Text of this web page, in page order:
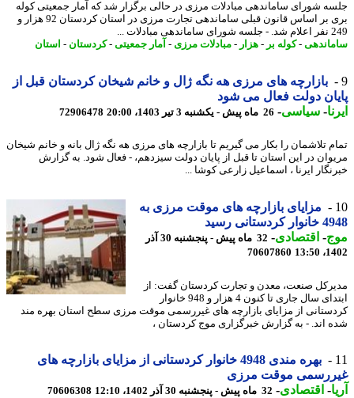
شورای ساماندهی مبادلات مرزی در حالی برگزار شد که آمار جمعیتی کوله
بری بر اساس قانون قبلی ساماندهی تجارت مرزی در استان کردستان 92 هزار و
-کوله بر- هزار - مبادلات مرزی- آمار جمعیتی-کردستان-استان
بازارچه های مرزی هه نگه ژال و خانم شیخان کردستان قبل از
دولت فعال می شود
-سیاسی-26 ماه پیش - یکشنبه 3 تیر 1403، 20:00 72906478
تلاشمان را بکار می گیریم تا بازارچه های مرزی هه نگه ژال بانه و خانم شیخان
در این استان تا قبل از پایان دولت سیزدهم، - فعال شود. به گزارش
ایرنا ، اسماعیل زارعی کوشا ...
مزایای بازارچه های موقت مرزی به
رسید
-اقتصادی-
32 ماه پیش - پنجشنبه 30 آذر
70607860
صنعت، معدن و تجارت کردستان گفت: از
ابتدای سال جاری تا کنون 4 هزار و 948 خانوار
از مزایای بازارچه های غیررسمی موقت مرزی سطح استان بهره مند
اند. - به گزارش خبرگزاری موج کردستان ،
بهره مندی 4948 خانوار کردستانی از مزایای بازارچه های
موقت مرزی
-اقتصادی-32 ماه پیش - پنجشنبه 30 آذر 1402، 12:10 70606308